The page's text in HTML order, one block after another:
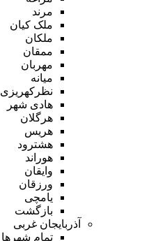
مرند
ملک کیان
ملکان
ممقان
مهربان
میانه
نظرکهریزی
هادی شهر
هرگلان
هریس
هشترود
هوراند
وایقان
ورزقان
یامچی
بازگشت
آذربایجان غربی
تمام شهر‌ها